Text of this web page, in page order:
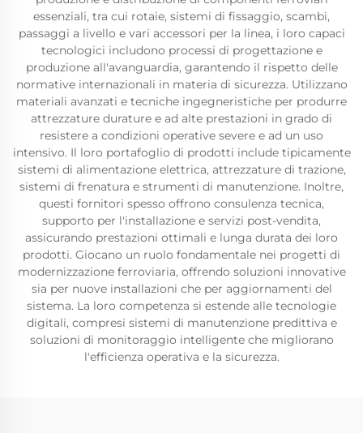
essenziali, tra cui rotaie, sistemi di fissaggio, scambi,
passaggi a livello e vari accessori per la linea, i loro capaci
tecnologici includono processi di progettazione e
produzione all'avanguardia, garantendo il rispetto delle
normative internazionali in materia di sicurezza. Utilizzano
materiali avanzati e tecniche ingegneristiche per produrre
attrezzature durature e ad alte prestazioni in grado di
resistere a condizioni operative severe e ad un uso
intensivo. Il loro portafoglio di prodotti include tipicamente
sistemi di alimentazione elettrica, attrezzature di trazione,
sistemi di frenatura e strumenti di manutenzione. Inoltre,
questi fornitori spesso offrono consulenza tecnica,
supporto per l'installazione e servizi post-vendita,
assicurando prestazioni ottimali e lunga durata dei loro
prodotti. Giocano un ruolo fondamentale nei progetti di
modernizzazione ferroviaria, offrendo soluzioni innovative
sia per nuove installazioni che per aggiornamenti del
sistema. La loro competenza si estende alle tecnologie
digitali, compresi sistemi di manutenzione predittiva e
soluzioni di monitoraggio intelligente che migliorano
l'efficienza operativa e la sicurezza.